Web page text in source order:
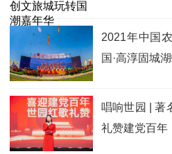
2021年中国
国·高淳固城
唱响世园 | 著
礼赞建党百年